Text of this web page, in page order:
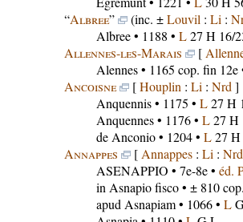
“Albree” (inc. ±Louvil : Li :
Albree• 1188 • L27 H 16/
Allennes-les-Marais
[
Alennes• 1165 cop. fin 12e
Ancoisne
[Houplin : Li : Nrd ]
Anquennis• 1175 • L27 H
Anquennes• 1176 • L27 H
de Anconio• 1204 • L27 H
Annappes
[ Annappes: Li : Nrd
ASENAPPIO • 7e-8e • éd.
in Asnapio fisco• ± 810
apud Asnapiam• 1066 • L